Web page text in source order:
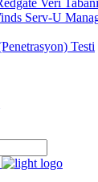
Veri
Serv-U
Testi